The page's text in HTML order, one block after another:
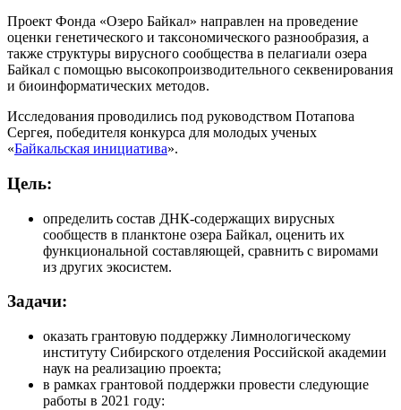
Проект Фонда «Озеро Байкал» направлен на проведение
оценки генетического и таксономического разнообразия, а
также структуры вирусного сообщества в пелагиали озера
Байкал с помощью высокопроизводительного секвенирования
и биоинформатических методов.
Исследования проводились под руководством Потапова
Сергея, победителя конкурса для молодых ученых
«Байкальская инициатива».
Цель:
определить состав ДНК-содержащих вирусных
сообществ в планктоне озера Байкал, оценить их
функциональной составляющей, сравнить с виромами
из других экосистем.
Задачи:
оказать грантовую поддержку Лимнологическому
институту Сибирского отделения Российской академии
наук на реализацию проекта;
в рамках грантовой поддержки провести следующие
работы в 2021 году: